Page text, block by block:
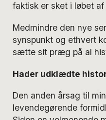
faktisk er sket i løbet af
Medmindre den nye
synspunkt og ethvert
sætte sit præg på al
Hader udklædte
Den anden årsag til
levendegørende